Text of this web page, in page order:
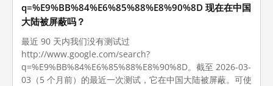
q=%E9%BB%84%E6%85%88%E8%90%8D 现在在中国
大陆被屏蔽吗？
最近 90 天内我们没有测试过
http://www.google.com/search?
q=%E9%BB%84%E6%85%88%E8%90%8D。截至 2026-03-
03（5 个月前）的最近一次测试，它在中国大陆被屏蔽。可使